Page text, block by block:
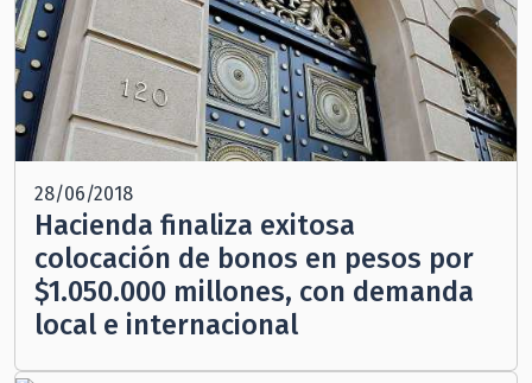
28/06/2018
Hacienda finaliza exitosa
colocación de bonos en pesos por
$1.050.000 millones, con demanda
local e internacional